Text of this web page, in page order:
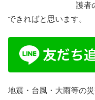
護者
できればと思います。
地震・台風・大雨等の